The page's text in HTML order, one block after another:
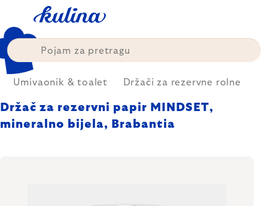
content
Umivaonik & toalet Držači za rezervne rolne
Držač za rezervni papir MINDSET,
mineralno bijela, Brabantia